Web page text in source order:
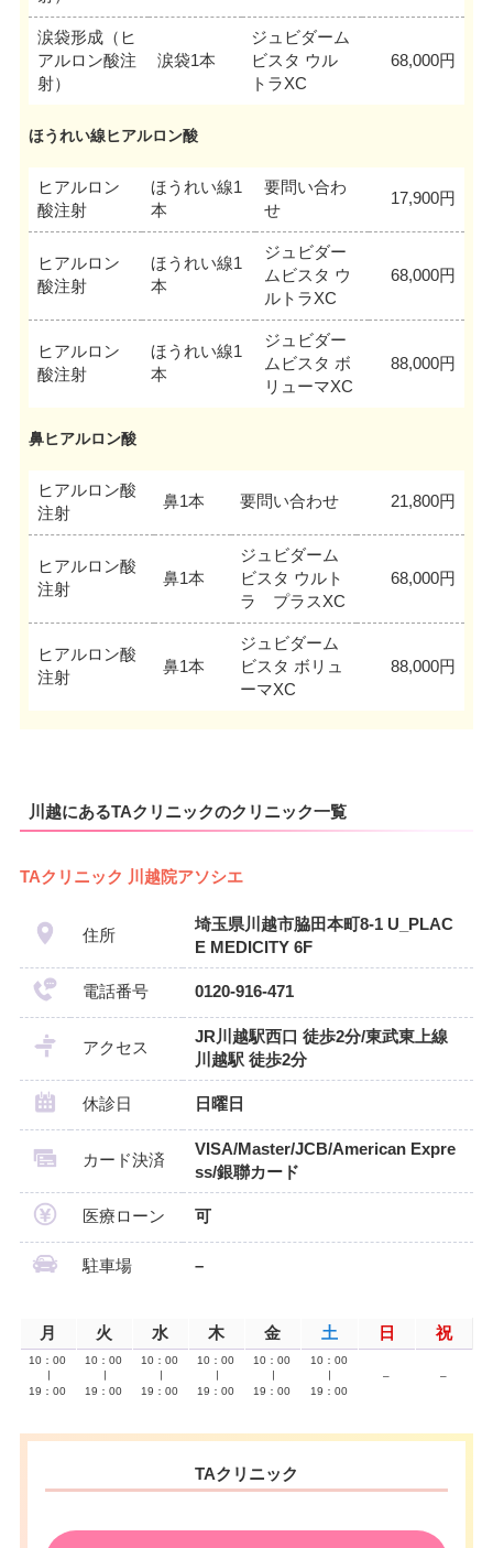
涙袋形成（ヒ
アルロン酸注
射）
涙袋1本
ジュビダーム
ビスタ ウル
トラXC
68,000円
ほうれい線ヒアルロン酸
ヒアルロン
酸注射
ほうれい線1
本
要問い合わ
せ
17,900円
ヒアルロン
酸注射
ほうれい線1
本
ジュビダー
ムビスタ ウ
ルトラXC
68,000円
ヒアルロン
酸注射
ほうれい線1
本
ジュビダー
ムビスタ ボ
リューマXC
88,000円
鼻ヒアルロン酸
ヒアルロン酸
注射
鼻1本 要問い合わせ 21,800円
ヒアルロン酸
注射
鼻1本
ジュビダーム
ビスタ ウルト
ラ プラスXC
68,000円
ヒアルロン酸
注射
鼻1本
ジュビダーム
ビスタ ボリュ
ーマXC
88,000円
川越にあるTAクリニックのクリニック一覧
TAクリニック 川越院アソシエ
住所
埼玉県川越市脇田本町8-1 U_PLAC
E MEDICITY 6F
電話番号 0120-916-471
アクセス
JR川越駅西口 徒歩2分/東武東上線
川越駅 徒歩2分
休診日 日曜日
カード決済
VISA/Master/JCB/American Expre
ss/銀聯カード
医療ローン 可
駐車場 –
月 火 水 木 金 土 日 祝
10：00
19：00
10：00
19：00
10：00
19：00
10：00
19：00
10：00
19：00
10：00
19：00
– –
TAクリニック